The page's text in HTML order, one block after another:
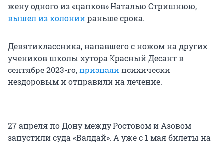
жену одного из «цапков» Наталью Стришнюю,
вышел из колониираньше срока.
Девятиклассника, напавшего с ножом на других
учеников школы хутора Красный Десант в
сентябре 2023-го,призналипсихически
нездоровым и отправили на лечение.
27 апреля по Дону между Ростовом и Азовом
запустили суда «Валдай». А уже с 1 мая билеты на